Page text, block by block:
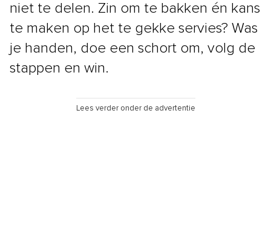
niet te delen. Zin om te bakken én kans
te maken op het te gekke servies? Was
je handen, doe een schort om, volg de
stappen en win.
Lees verder onder de advertentie